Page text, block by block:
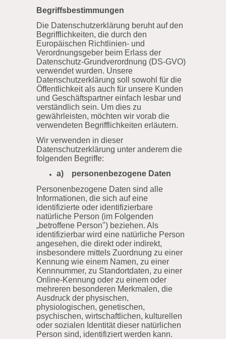
Begriffsbestimmungen
Die Datenschutzerklärung beruht auf den
Begrifflichkeiten, die durch den
Europäischen Richtlinien- und
Verordnungsgeber beim Erlass der
Datenschutz-Grundverordnung (DS-GVO)
verwendet wurden. Unsere
Datenschutzerklärung soll sowohl für die
Öffentlichkeit als auch für unsere Kunden
und Geschäftspartner einfach lesbar und
verständlich sein. Um dies zu
gewährleisten, möchten wir vorab die
verwendeten Begrifflichkeiten erläutern.
Wir verwenden in dieser
Datenschutzerklärung unter anderem die
folgenden Begriffe:
a) personenbezogene Daten
Personenbezogene Daten sind alle
Informationen, die sich auf eine
identifizierte oder identifizierbare
natürliche Person (im Folgenden
„betroffene Person") beziehen. Als
identifizierbar wird eine natürliche Person
angesehen, die direkt oder indirekt,
insbesondere mittels Zuordnung zu einer
Kennung wie einem Namen, zu einer
Kennnummer, zu Standortdaten, zu einer
Online-Kennung oder zu einem oder
mehreren besonderen Merkmalen, die
Ausdruck der physischen,
physiologischen, genetischen,
psychischen, wirtschaftlichen, kulturellen
oder sozialen Identität dieser natürlichen
Person sind, identifiziert werden kann.